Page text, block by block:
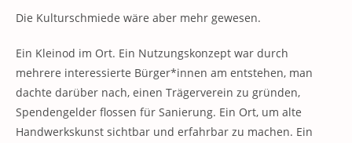
Die Kulturschmiede wäre aber mehr gewesen.
Ein Kleinod im Ort. Ein Nutzungskonzept war durch
mehrere interessierte Bürger*innen am entstehen, man
dachte darüber nach, einen Trägerverein zu gründen,
Spendengelder flossen für Sanierung. Ein Ort, um alte
Handwerkskunst sichtbar und erfahrbar zu machen. Ein